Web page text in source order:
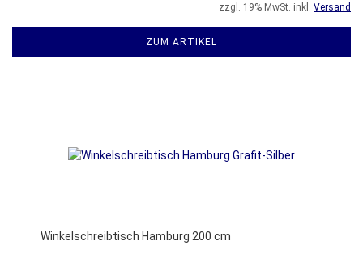
zzgl. 19% MwSt. inkl. Versand
ZUM ARTIKEL
Winkelschreibtisch Hamburg 200 cm